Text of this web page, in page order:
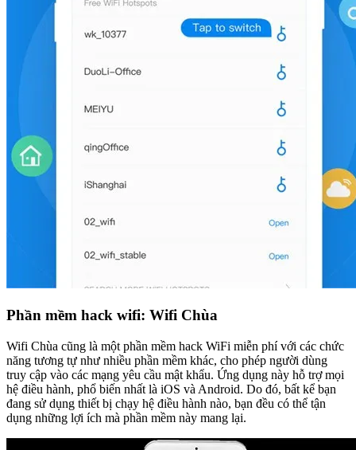
Phần mềm hack wifi: Wifi Chùa
Wifi Chùa cũng là một phần mềm hack WiFi miễn phí với các chức
năng tương tự như nhiều phần mềm khác, cho phép người dùng
truy cập vào các mạng yêu cầu mật khẩu. Ứng dụng này hỗ trợ mọi
hệ điều hành, phổ biến nhất là iOS và Android. Do đó, bất kể bạn
đang sử dụng thiết bị chạy hệ điều hành nào, bạn đều có thể tận
dụng những lợi ích mà phần mềm này mang lại.